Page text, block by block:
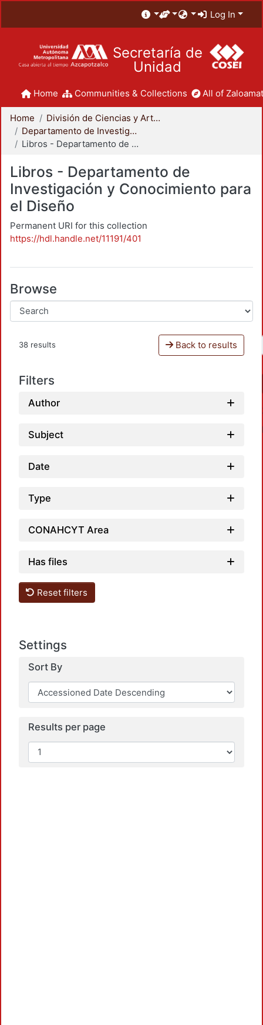
Log In
Secretaría de
Unidad
Home Communities & Collections All of
Home
División de Ciencias y Artes para el Diseño
Departamento de Investigación y Conocimiento para el Diseño
Libros - Departamento de Investigación y Conocimiento para el Diseño
Libros - Departamento de
Investigación y Conocimiento para
el Diseño
Permanent URI for this collection
https://hdl.handle.net/11191/401
Browse
38 results Back to results
Filters
Author
Subject
Date
Type
CONAHCYT Area
Has files
Reset filters
Settings
Sort By
Results per page